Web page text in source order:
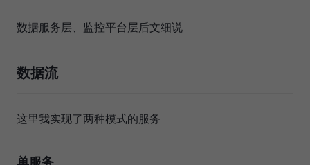
数据服务层、监控平台层后文细说
数据流
这里我实现了两种模式的服务
单服务